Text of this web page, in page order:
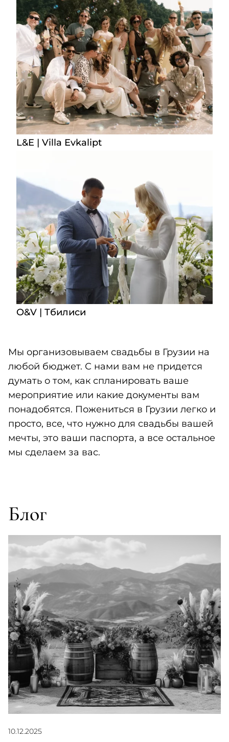
L&E | Villa Evkalipt
O&V | Тбилиси
Мы организовываем свадьбы в Грузии на
любой бюджет. С нами вам не придется
думать о том, как спланировать ваше
мероприятие или какие документы вам
понадобятся. Пожениться в Грузии легко и
просто, все, что нужно для свадьбы вашей
мечты, это ваши паспорта, а все остальное
мы сделаем за вас.
Блог
10.12.2025